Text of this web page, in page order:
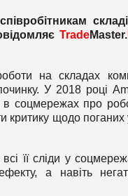
TradeMaster.
на складах
У 2018 році
в соцмережах про
критику щодо поганих
її сліди у
а навіть